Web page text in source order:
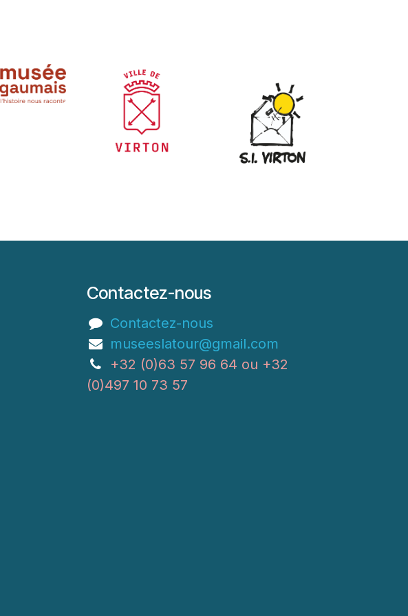
Contactez-nous
Contactez-nous
museeslatour@gmail.com
+32 (0)63 57 96 64 ou +32
(0)497 10 73 57